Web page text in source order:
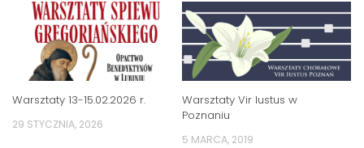
Warsztaty 13-15.02.2026 r.
29 STYCZNIA, 2026
Warsztaty Vir Iustus w
Poznaniu
5 MARCA, 2019